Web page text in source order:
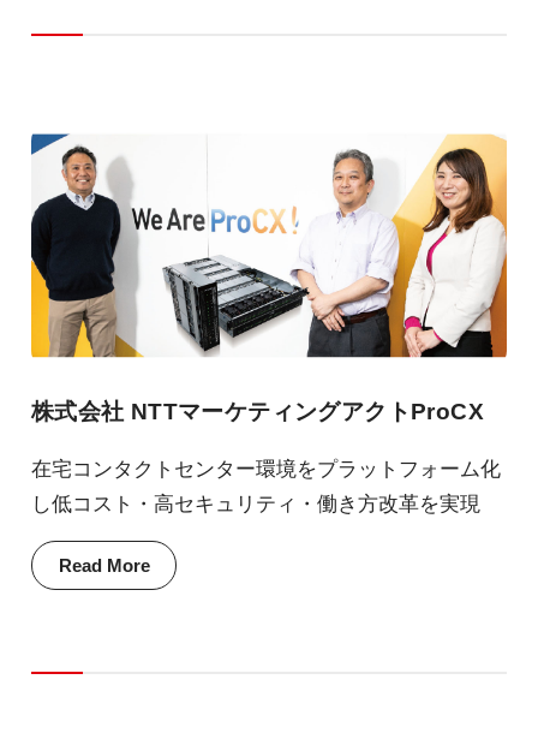
株式会社 NTTマーケティングアクトProCX
在宅コンタクトセンター環境をプラットフォーム化
し低コスト・高セキュリティ・働き方改革を実現
Read More